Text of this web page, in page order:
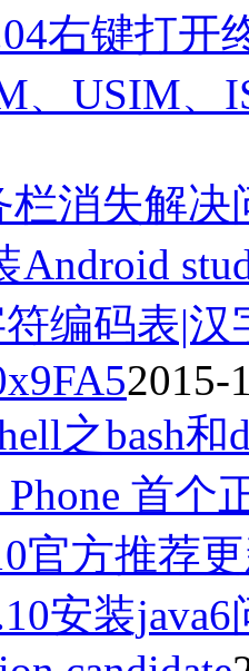
右键打开
、USIM、
栏消失解决
Android
编码表|
2015-
之bash和
首个
官方推荐
安装java6